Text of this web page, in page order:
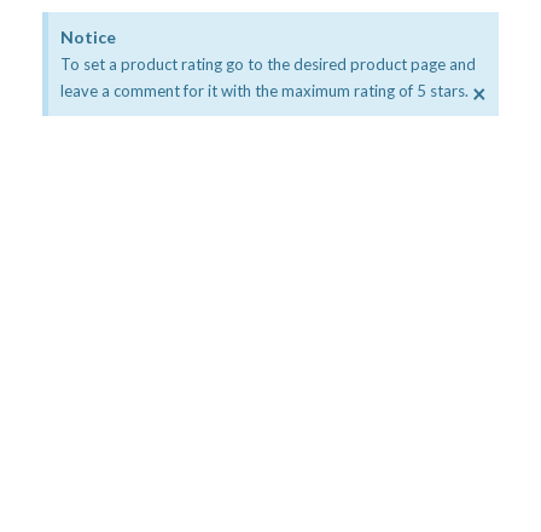
Notice
To set a product rating go to the desired product page and
leave a comment for it with the maximum rating of 5 stars. ×